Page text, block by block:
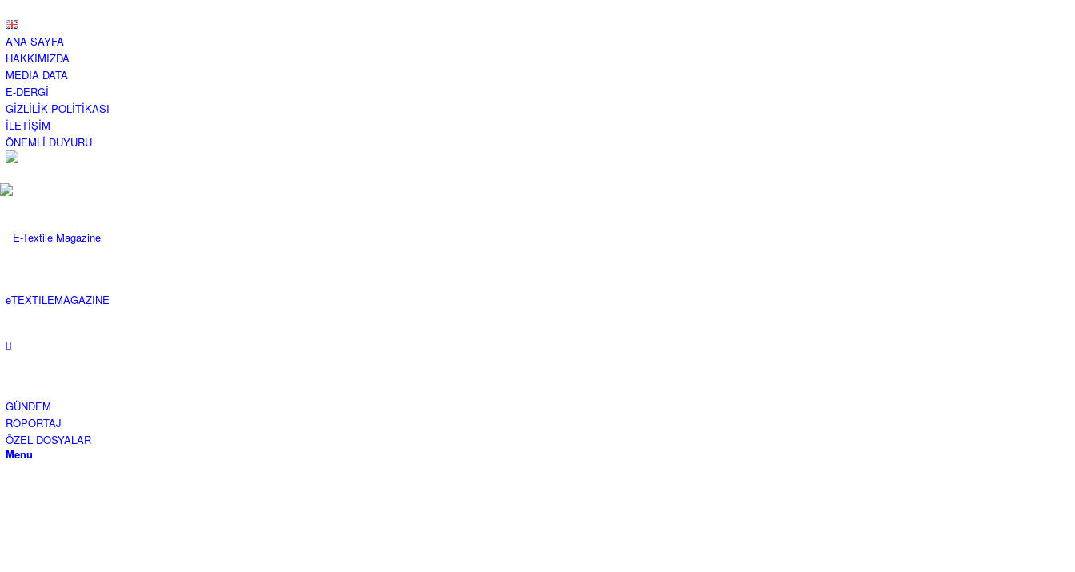
ANA SAYFA
HAKKIMIZDA
MEDIA DATA
E-DERGİ
GİZLİLİK POLİTİKASI
İLETİŞİM
ÖNEMLİ DUYURU
Menu
eTEXTILEMAGAZINE
GÜNDEM
RÖPORTAJ
ÖZEL DOSYALAR